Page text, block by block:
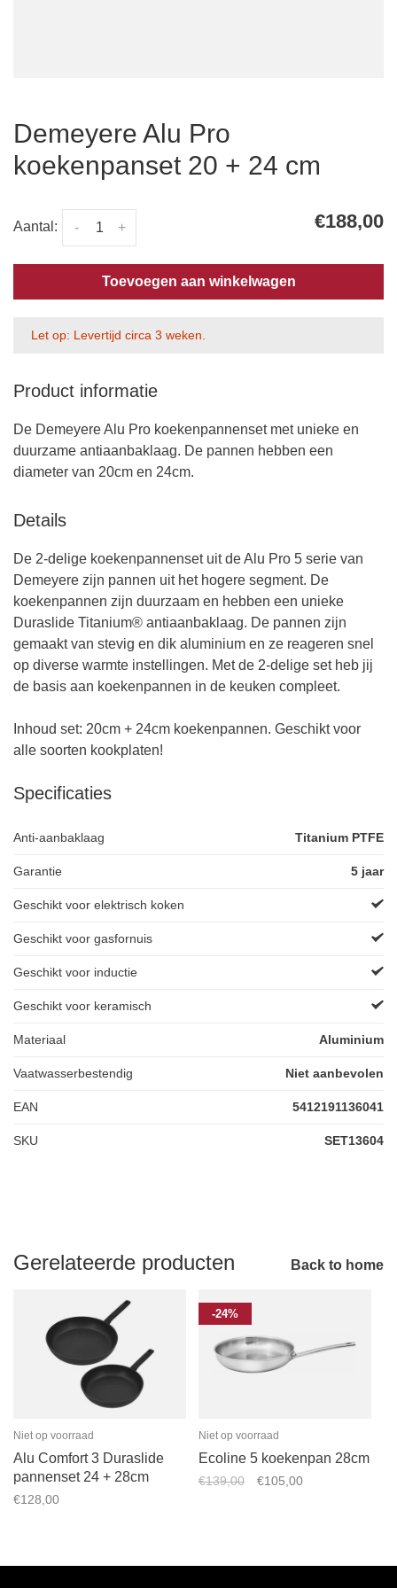
Demeyere Alu Pro
koekenpanset 20 + 24 cm
Aantal: +
- €188,00
Toevoegen aan winkelwagen
Let op: Levertijd circa 3 weken.
Product informatie
De Demeyere Alu Pro koekenpannenset met unieke en
duurzame antiaanbaklaag. De pannen hebben een
diameter van 20cm en 24cm.
Details
De 2-delige koekenpannenset uit de Alu Pro 5 serie van
Demeyere zijn pannen uit het hogere segment. De
koekenpannen zijn duurzaam en hebben een unieke
Duraslide Titanium® antiaanbaklaag. De pannen zijn
gemaakt van stevig en dik aluminium en ze reageren snel
op diverse warmte instellingen. Met de 2-delige set heb jij
de basis aan koekenpannen in de keuken compleet.
Inhoud set: 20cm + 24cm koekenpannen. Geschikt voor
alle soorten kookplaten!
Specificaties
Anti-aanbaklaag Titanium PTFE
Garantie 5 jaar
Geschikt voor elektrisch koken
Geschikt voor gasfornuis
Geschikt voor inductie
Geschikt voor keramisch
Materiaal Aluminium
Vaatwasserbestendig Niet aanbevolen
EAN 5412191136041
SKU SET13604
Gerelateerde producten Back to home
Niet op voorraad
Alu Comfort 3 Duraslide
pannenset 24 + 28cm
€128,00
-24%
Niet op voorraad
Ecoline 5 koekenpan 28cm
€139,00 €105,00